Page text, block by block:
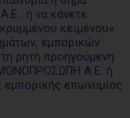
ή να κάνετε
κειμένου»
εμπορικών
ρητή προηγούμενη
ΜΟΝΟΠΡΟΣΩΠΗ Α.Ε. ή
εμπορικής επωνυμίας